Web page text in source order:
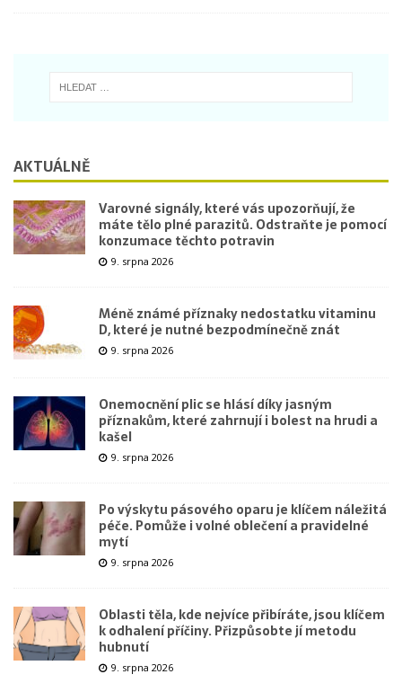
AKTUÁLNĚ
Varovné signály, které vás upozorňují, že
máte tělo plné parazitů. Odstraňte je pomocí
konzumace těchto potravin
9. srpna 2026
Méně známé příznaky nedostatku vitaminu
D, které je nutné bezpodmínečně znát
9. srpna 2026
Onemocnění plic se hlásí díky jasným
příznakům, které zahrnují i bolest na hrudi a
kašel
9. srpna 2026
Po výskytu pásového oparu je klíčem náležitá
péče. Pomůže i volné oblečení a pravidelné
mytí
9. srpna 2026
Oblasti těla, kde nejvíce přibíráte, jsou klíčem
k odhalení příčiny. Přizpůsobte jí metodu
hubnutí
9. srpna 2026